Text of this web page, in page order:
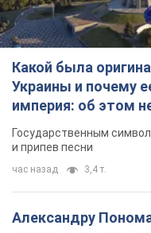
Какой была
Украины и почему
империя: об этом
Государственным
и припев песни
час назад 3,4 т.
Александру